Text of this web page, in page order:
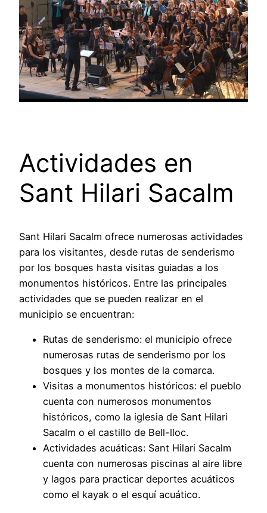
Actividades en
Sant Hilari Sacalm
Sant Hilari Sacalm ofrece numerosas actividades
para los visitantes, desde rutas de senderismo
por los bosques hasta visitas guiadas a los
monumentos históricos. Entre las principales
actividades que se pueden realizar en el
municipio se encuentran:
Rutas de senderismo: el municipio ofrece
numerosas rutas de senderismo por los
bosques y los montes de la comarca.
Visitas a monumentos históricos: el pueblo
cuenta con numerosos monumentos
históricos, como la iglesia de Sant Hilari
Sacalm o el castillo de Bell-lloc.
Actividades acuáticas: Sant Hilari Sacalm
cuenta con numerosas piscinas al aire libre
y lagos para practicar deportes acuáticos
como el kayak o el esquí acuático.